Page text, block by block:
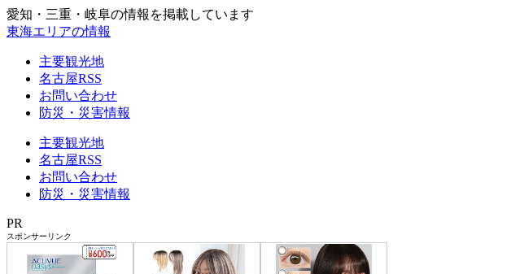
愛知・三重・岐阜の情報を掲載しています
東海エリアの情報
主要観光地
名古屋RSS
お問い合わせ
防災・災害情報
主要観光地
名古屋RSS
お問い合わせ
防災・災害情報
PR
スポンサーリンク